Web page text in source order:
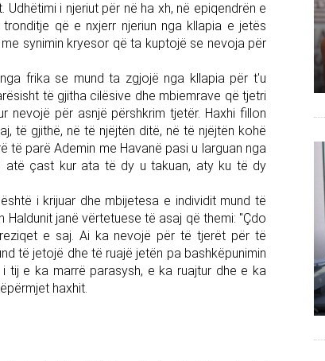
i njeriut për në ha xh, në epiqendrën e
që e nxjerr njeriun nga kllapia e jetës
synimin kryesor që ta kuptojë se nevoja për
frika se mund ta zgjojë nga kllapia për t'u
të gjitha cilësive dhe mbiemrave që tjetri
nevojë për asnjë përshkrim tjetër. Haxhi fillon
të gjithë, në të njëjtën ditë, në të njëjtën kohë
të parë Ademin me Havanë pasi u larguan nga
atë çast kur ata të dy u takuan, aty ku të dy
i krijuar dhe mbijetesa e individit mund të
janë vërtetuese të asaj që themi: "Çdo
e saj. Ai ka nevojë për të tjerët për të
të jetojë dhe të ruajë jetën pa bashkëpunimin
tij e ka marrë parasysh, e ka ruajtur dhe e ka
haxhit.